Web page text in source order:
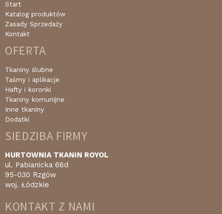
Start
Katalog produktów
Zasady Sprzedaży
Kontakt
OFERTA
Tkaniny ślubne
Taśmy i aplikacje
Hafty i koronki
Tkaniny komunijne
Inne tkaniny
Dodatki
SIEDZIBA FIRMY
HURTOWNIA TKANIN ROYOL
ul. Pabianicka 68d
95-030 Rzgów
woj. Łódzkie
KONTAKT Z NAMI